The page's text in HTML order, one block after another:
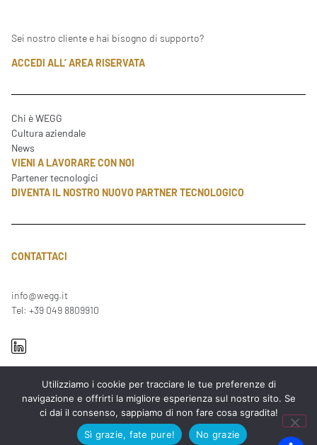
Sei nostro cliente e hai bisogno di supporto?
ACCEDI ALL’ AREA RISERVATA
Chi è WEGG
Cultura aziendale
News
VIENI A LAVORARE CON NOI
Partener tecnologici
DIVENTA IL NOSTRO NUOVO PARTNER TECNOLOGICO
CONTATTACI
info@wegg.it
Tel: +39 049 8809910
Utilizziamo i cookie per tracciare le tue preferenze di
navigazione e offrirti la migliore esperienza sul nostro sito. Se
ci dai il consenso, sappiamo di non fare cosa sgradita!
Sì grazie, fate pure!
No grazie